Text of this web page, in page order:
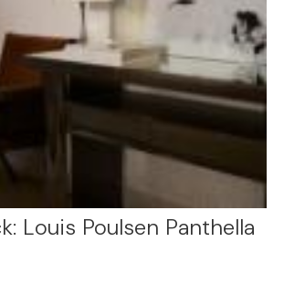
Louis Poulsen Panthella